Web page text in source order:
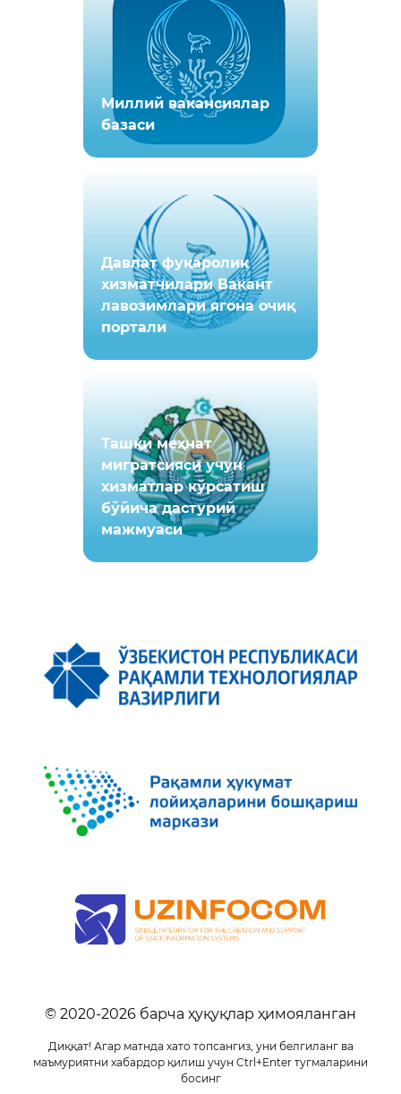
Миллий вакансиялар
базаси
Давлат фуқаролик
хизматчилари Вакант
лавозимлари ягона очиқ
портали
Ташқи мeҳнат
мигратсияси учун
хизматлар кўрсатиш
бўйича дастурий
мажмуаси
© 2020-2026 барча ҳуқуқлар ҳимояланган
Диққат! Агар матнда хато топсангиз, уни белгиланг ва
маъмуриятни хабардор қилиш учун Ctrl+Enter тугмаларини
босинг